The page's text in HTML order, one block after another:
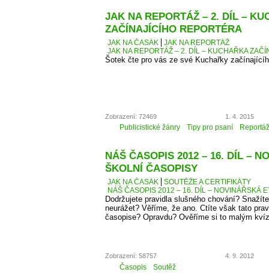
JAK NA REPORTÁŽ – 2. DÍL –
ZAČÍNAJÍCÍHO REPORTÉRA
JAK NA ČASÁK
JAK NA REPORTÁŽ
JAK NA REPORTÁŽ – 2. DÍL – KUCHAŘKA
Šotek čte pro vás ze své Kuchařky
Zobrazení: 72469 1. 4. 2015
Publicistické žánry Tipy pro psaní Reportáž
NÁŠ ČASOPIS 2012 – 16. DÍL –
ŠKOLNÍ ČASOPISY
JAK NA ČASÁK
SOUTĚŽE A CERTIFIKÁTY
NÁŠ ČASOPIS 2012 – 16. DÍL – NOVINÁŘSKÁ
Dodržujete pravidla slušného chování?
neurážet? Věříme, že ano. Ctíte však tato
časopise? Opravdu? Ověříme si to malým
Zobrazení: 58757 4. 9. 2012
Časopis Soutěž